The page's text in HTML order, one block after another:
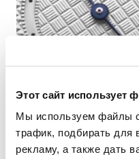
Этот сайт использует
Мы используем файлы
трафик, подбирать для
рекламу, а также дать